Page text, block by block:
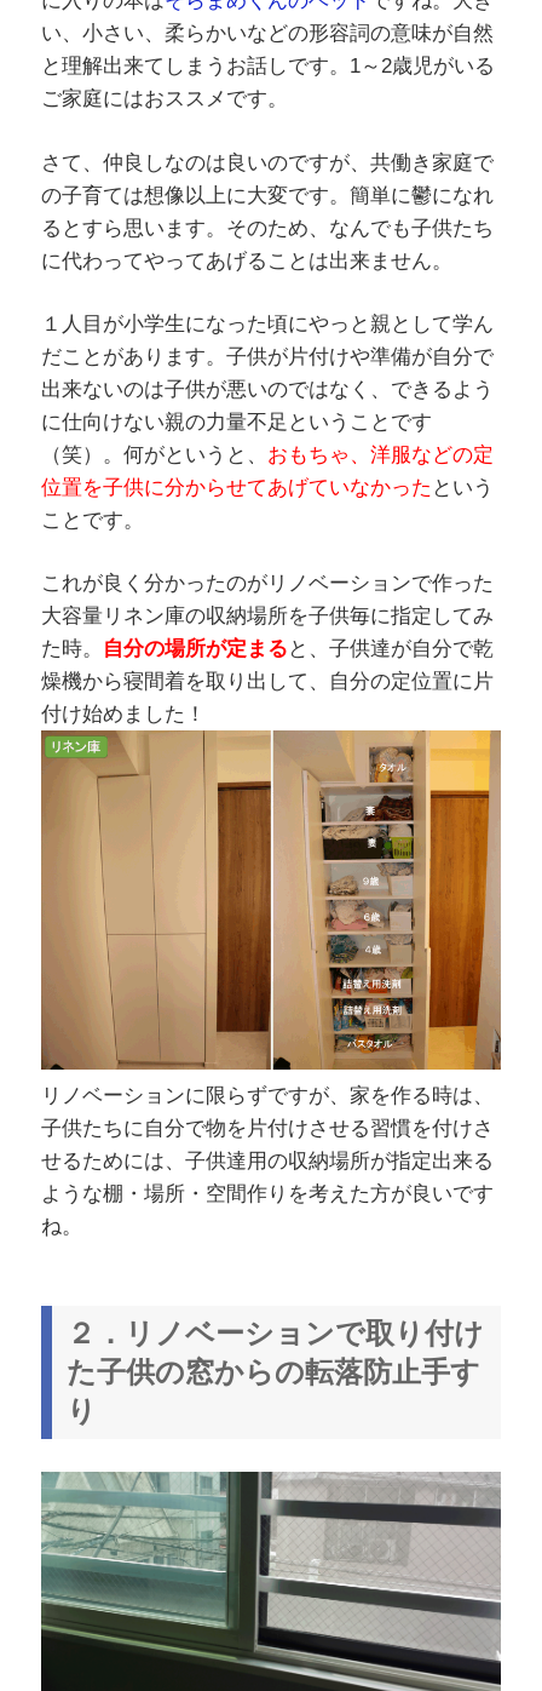
い、小さい、柔らかいなどの形容詞の意味が自然
と理解出来てしまうお話しです。1～2歳児がいる
ご家庭にはおススメです。
さて、仲良しなのは良いのですが、共働き家庭で
の子育ては想像以上に大変です。簡単に鬱になれ
るとすら思います。そのため、なんでも子供たち
に代わってやってあげることは出来ません。
１人目が小学生になった頃にやっと親として学ん
だことがあります。子供が片付けや準備が自分で
出来ないのは子供が悪いのではなく、できるよう
に仕向けない親の力量不足ということです
（笑）。何がというと、 おもちゃ、洋服などの定
位置を子供に分からせてあげていなかった という
ことです。
これが良く分かったのがリノベーションで作った
大容量リネン庫の収納場所を子供毎に指定してみ
た時。
自分の場所が定まる と、子供達が自分で乾
燥機から寝間着を取り出して、自分の定位置に片
付け始めました！
リノベーションに限らずですが、家を作る時は、
子供たちに自分で物を片付けさせる習慣を付けさ
せるためには、子供達用の収納場所が指定出来る
ような棚・場所・空間作りを考えた方が良いです
ね。
２．リノベーションで取り付け
た子供の窓からの転落防止手す
り